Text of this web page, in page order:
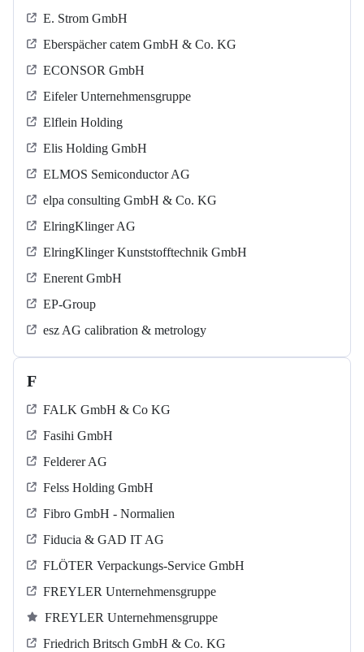
E. Strom GmbH
Eberspächer catem GmbH & Co. KG
ECONSOR GmbH
Eifeler Unternehmensgruppe
Elflein Holding
Elis Holding GmbH
ELMOS Semiconductor AG
elpa consulting GmbH & Co. KG
ElringKlinger AG
ElringKlinger Kunststofftechnik GmbH
Enerent GmbH
EP-Group
esz AG calibration & metrology
F
FALK GmbH & Co KG
Fasihi GmbH
Felderer AG
Felss Holding GmbH
Fibro GmbH - Normalien
Fiducia & GAD IT AG
FLÖTER Verpackungs-Service GmbH
FREYLER Unternehmensgruppe
FREYLER Unternehmensgruppe
Friedrich Britsch GmbH & Co. KG